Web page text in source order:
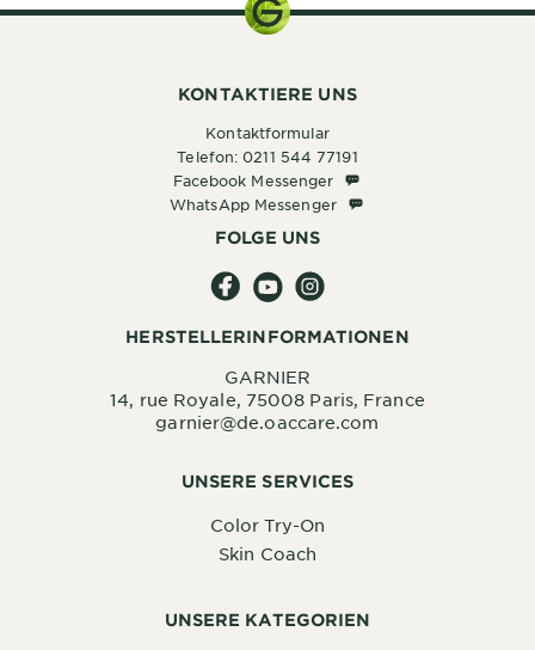
UNSERE SERVICES
Color Try-On
Skin Coach
UNSERE KATEGORIEN
KONTAKTIERE UNS
Kontaktformular
Telefon: 0211 544 77191
Facebook Messenger Facebook Messenger
WhatsApp MessengerWhatsApp Messenger
FOLGE UNS
HERSTELLERINFORMATIONEN
GARNIER
14, rue Royale, 75008 Paris, France
garnier@de.oaccare.com